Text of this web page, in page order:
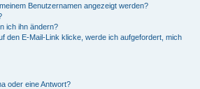
Benutzernamen angezeigt werden?
ich ihn ändern?
den E-Mail-Link klicke, werde ich aufgefordert, mich
oder eine Antwort?